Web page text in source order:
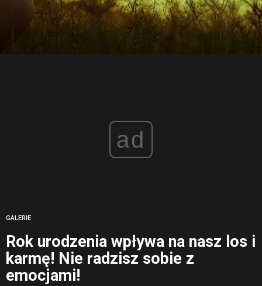
ad
GALERIE
Rok urodzenia wpływa na nasz los i
karmę! Nie radzisz sobie z
emocjami!